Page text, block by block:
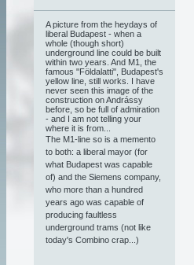
A picture from the heydays of
liberal Budapest - when a
whole (though short)
underground line could be built
within two years. And M1, the
famous "Földalatti", Budapest's
yellow line, still works. I have
never seen this image of the
construction on Andrássy
before, so be full of admiration
- and I am not telling your
where it is from...
The M1-line so is a memento
to both: a liberal mayor (for
what Budapest was capable
of) and the Siemens company,
who more than a hundred
years ago was capable of
producing faultless
underground trams (not like
today's Combino crap...)